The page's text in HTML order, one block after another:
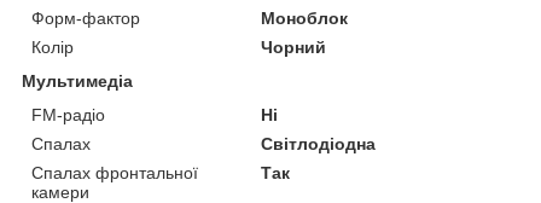
Форм-фактор
Моноблок
Колір
Чорний
Мультимедіа
FM-радіо
Ні
Спалах
Світлодіодна
Спалах фронтальної
камери
Так